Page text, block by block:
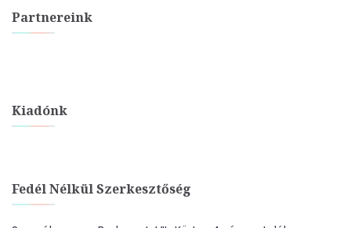
Partnereink
Kiadónk
Fedél Nélkül Szerkesztőség